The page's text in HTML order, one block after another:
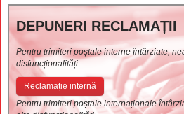
DEPUNERI RECLAMAȚII
Pentru trimiteri poștale interne întârziate,
disfuncționalități.
Reclamație internă
Pentru trimiteri poștale internaționale